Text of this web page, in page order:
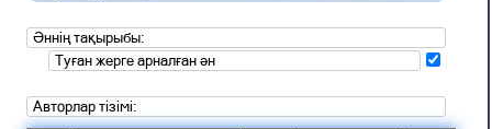
Әннің тақырыбы:
Туған жерге арналған ән
Авторлар тізімі: